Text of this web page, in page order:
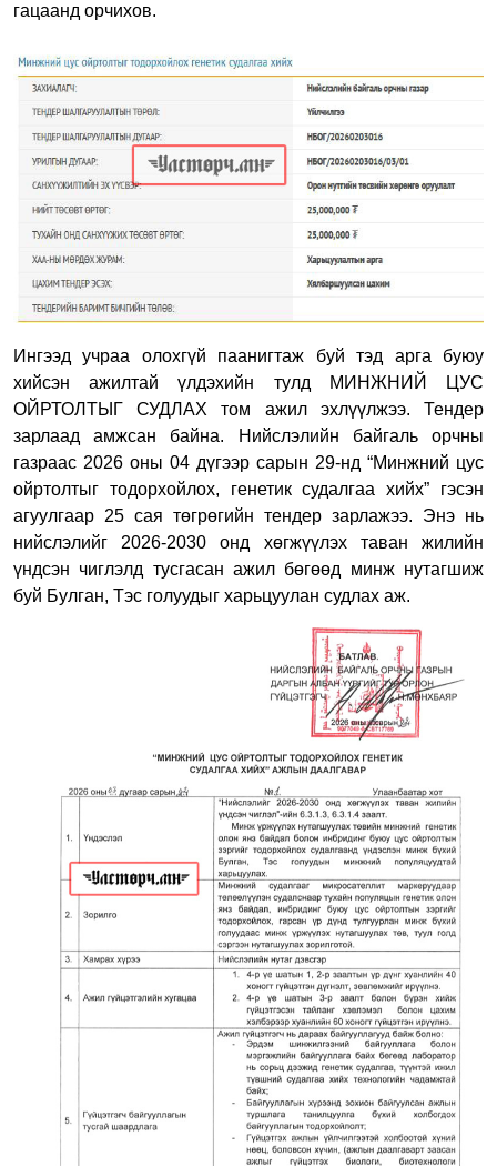
гацаанд орчихов.
Ингээд учраа олохгүй паанигтаж буй тэд арга буюу
хийсэн ажилтай үлдэхийн тулд МИНЖНИЙ ЦУС
ОЙРТОЛТЫГ СУДЛАХ том ажил эхлүүлжээ. Тендер
зарлаад амжсан байна. Нийслэлийн байгаль орчны
газраас 2026 оны 04 дүгээр сарын 29-нд “Минжний цус
ойртолтыг тодорхойлох, генетик судалгаа хийх” гэсэн
агуулгаар 25 сая төгрөгийн тендер зарлажээ. Энэ нь
нийслэлийг 2026-2030 онд хөгжүүлэх таван жилийн
үндсэн чиглэлд тусгасан ажил бөгөөд минж нутагшиж
буй Булган, Тэс голуудыг харьцуулан судлах аж.